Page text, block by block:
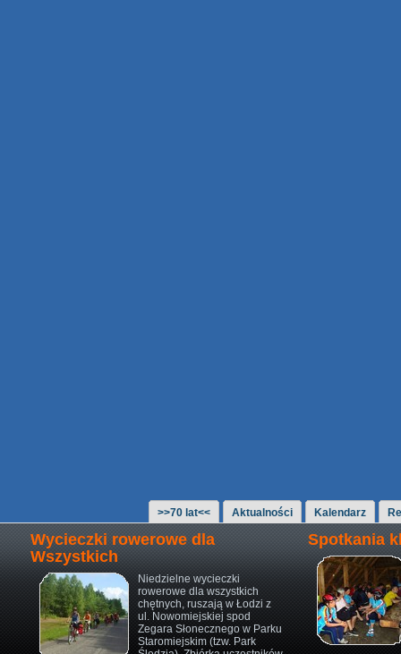
>>70 lat<< Aktualności Kalendarz
Wycieczki rowerowe dla
Wszystkich
Niedzielne wycieczki
rowerowe dla wszystkich
chętnych,ruszają w Łodzi z
ul. Nowomiejskiej spod
Zegara Słonecznego w Parku
Staromiejskim (tzw. Park
Spotkania